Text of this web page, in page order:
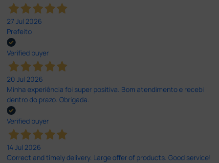
27 Jul 2026
Prefeito
Verified buyer
20 Jul 2026
Minha experiência foi super positiva. Bom atendimento e recebi
dentro do prazo. Obrigada.
Verified buyer
14 Jul 2026
Correct and timely delivery. Large offer of products. Good service!